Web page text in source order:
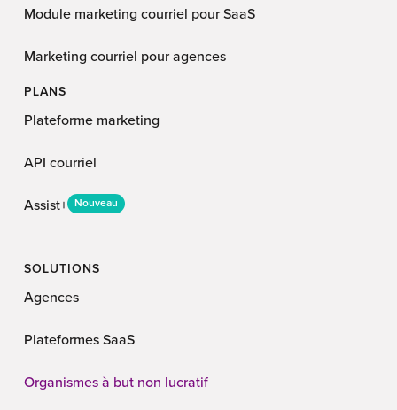
Module marketing courriel pour SaaS
Marketing courriel pour agences
PLANS
Plateforme marketing
API courriel
Assist+ Nouveau
SOLUTIONS
Agences
Plateformes SaaS
Organismes à but non lucratif